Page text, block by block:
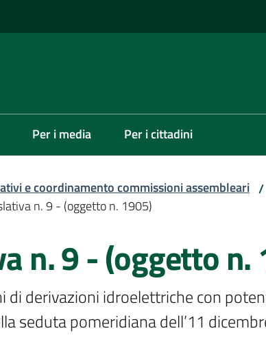
Per i media Per i cittadini
e coordinamento commissioni assembleari /
n. 9 - (oggetto n. 1905)
n. 9 - (oggetto n.
di derivazioni idroelettriche con
seduta pomeridiana dell’11